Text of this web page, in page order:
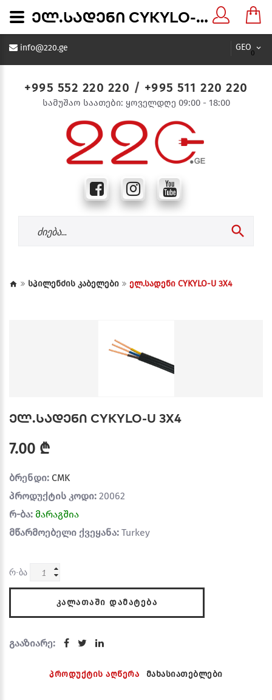
GEO
0
info@220.ge
+995 552 220 220 / +995 511 220 220
სამუშაო საათები: ყოველდღე 09:00 - 18:00
სპილენძის კაბელები ელ.სადენი CYKYLO-U 3X4
ელ.სადენი CYKYLO-U 3X4
7.00 ₾
ბრენდი: CMK
პროდუქტის კოდი: 20062
რ-ბა: მარაგშია
მწარმოებელი ქვეყანა: Turkey
რ-ბა
ᲙᲐᲚᲐᲗᲐᲨᲘ ᲓᲐᲛᲐᲢᲔᲑᲐ
გააზიარე:
პროდუქტის აღწერა მახასიათებლები
ელ.სადენი CYKYLO-U 3X4 - 220.ge